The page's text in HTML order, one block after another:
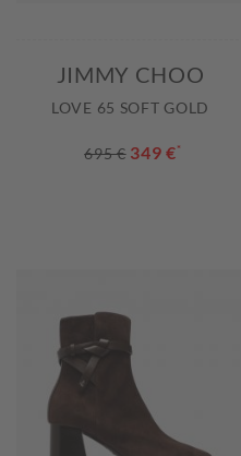
JIMMY CHOO
LOVE 65 SOFT GOLD
695 € 349 €*